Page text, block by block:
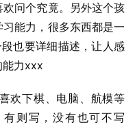
问个究竟。另外这个孩
能力，很多东西都是一
也要详细描述，让人感
能力xxx
欢下棋、电脑、航模等
则写，没有也可不写